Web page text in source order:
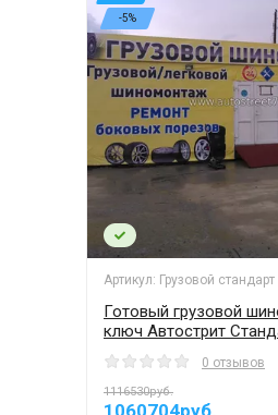
-5%
Артикул: Грузовой стандарт
Готовый грузовой
ключ Автострит
0 отзывов
1116530руб.
1060704руб.